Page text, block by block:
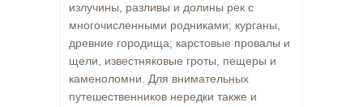
излучины, разливы и долины рек с
многочисленными родниками; курганы,
древние городища; карстовые провалы и
щели, известняковые гроты, пещеры и
каменоломни. Для внимательных
путешественников нередки также и